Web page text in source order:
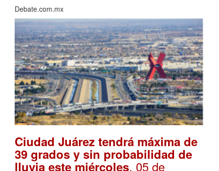
Debate.com.mx
Ciudad Juárez tendrá máxima de
39 grados y sin probabilidad de
lluvia este miércoles. 05 de